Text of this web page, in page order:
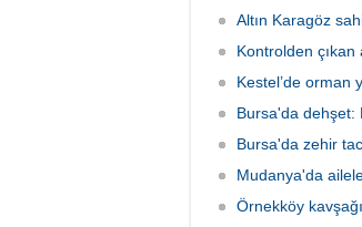
Altın Karagöz
Kontrolden çıkan
Kestel’de orman
Bursa'da dehşet:
Bursa'da zehir
Mudanya'da
Örnekköy